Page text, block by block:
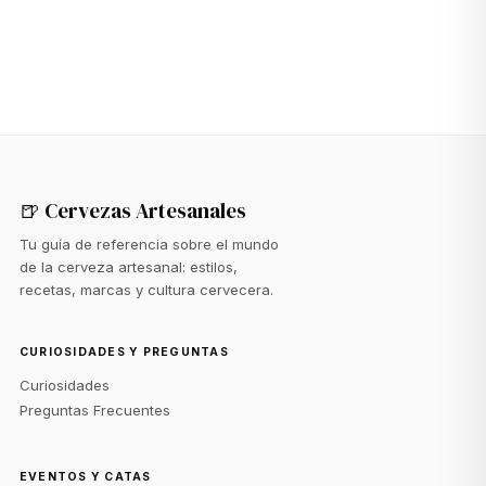
🍺 Cervezas Artesanales
Tu guía de referencia sobre el mundo
de la cerveza artesanal: estilos,
recetas, marcas y cultura cervecera.
CURIOSIDADES Y PREGUNTAS
Curiosidades
Preguntas Frecuentes
EVENTOS Y CATAS